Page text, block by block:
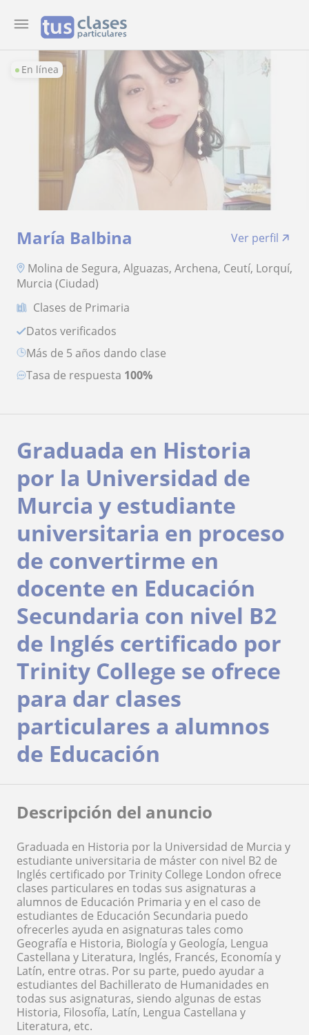
En línea
María Balbina
Ver perfil
Molina de Segura, Alguazas, Archena, Ceutí, Lorquí,
Murcia (Ciudad)
Clases de Primaria
Datos verificados
más de 5 años dando clase
Tasa de respuesta 100%
Graduada en Historia
por la Universidad de
Murcia y estudiante
universitaria en proceso
de convertirme en
docente en Educación
Secundaria con nivel B2
de Inglés certificado por
Trinity College se ofrece
para dar clases
particulares a alumnos
de Educación
Descripción del anuncio
Graduada en Historia por la Universidad de Murcia y
estudiante universitaria de máster con nivel B2 de
Inglés certificado por Trinity College London ofrece
clases particulares en todas sus asignaturas a
alumnos de Educación Primaria y en el caso de
estudiantes de Educación Secundaria puedo
ofrecerles ayuda en asignaturas tales como
Geografía e Historia, Biología y Geología, Lengua
Castellana y Literatura, Inglés, Francés, Economía y
Latín, entre otras. Por su parte, puedo ayudar a
estudiantes del Bachillerato de Humanidades en
todas sus asignaturas, siendo algunas de estas
Historia, Filosofía, Latín, Lengua Castellana y
Literatura, etc.